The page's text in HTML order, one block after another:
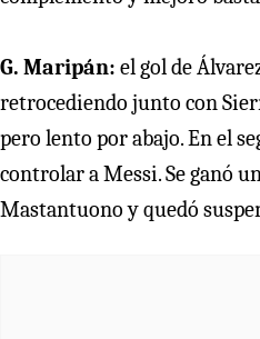
G. Maripán: el gol de
retrocediendo junto con
pero lento por abajo. En el
controlar a Messi. Se ganó
Mastantuono y quedó